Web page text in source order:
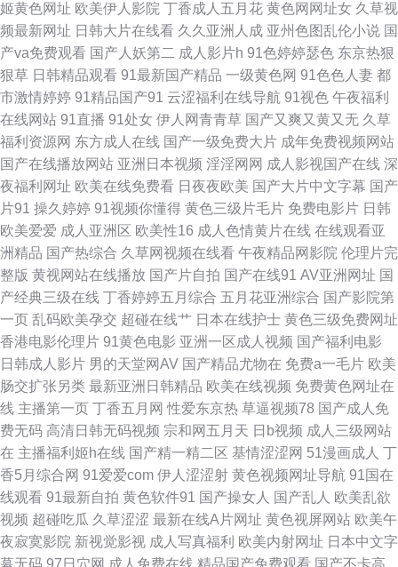
不卡 欧美国产成人 91麻豆精品久久蜜臀 久久6视频 91Nav中文字幕 国产第
十二页 色片儿视频 97超碰男人 91操网 欧美久久精品网站 欧美性爱第五页
日韩中文字 三级网址在线免费观看 瑟瑟导航基地 欧美性五月天 麻豆成人软
件下载 欧美好色综合区 欧美在线看 美女黑丝视频网站 人妻视频一区二区三
区 视频就肏屄 超碰夫妻生活 99草视频在线 91麻豆大神三级 91视频在线观
看免费观看 精品2025精品 亚洲主播国产 91成人福利导航 91草莓 国产精品
综合网 一区一二一区一二一 东方在线之成人Av 婷婷99热婷婷 草草逼网 日韩
成人卡一 91日韩高清 国产日韩欧美性爱 性生话影视 www情色五月天 人妻
国产一卡二卡三卡 久草久草久草 91n激情 日韩久草黄色电影视频 影音先锋
Av综合资源 国产第一页在线 亚洲天堂AV网狠狠操 久操精品视频在线播放 老
司机福利 九一在线传媒 免费的91黄色直播 五月天电影网高义 亚洲aa视频
91大香蕉在线 av无码福利 一本道色AV 91黄色 大香蕉97伊人 www欧美日韩
姬黄色网址 欧美伊人影院 丁香成人五月花 黄色网网址女 久草视
频最新网址 日韩大片在线看 久久亚洲人成 亚州色图乱伦小说 国
产va免费观看 国产人妖第二 成人影片h 91色婷婷瑟色 东京热狠
狠草 日韩精品观看 91最新国产精品 一级黄色网 91色色人妻 都
市激情婷婷 91精品国产91 云涩福利在线导航 91视色 午夜福利
在线网站 91直播 91处女 伊人网青青草 国产又爽又黄又无 久草
福利资源网 东方成人在线 国产一级免费大片 成年免费视频网站
国产在线播放网站 亚洲日本视频 淫淫网网 成人影视国产在线 深
夜福利网址 欧美在线免费看 日夜夜欧美 国产大片中文字幕 国产
片91 操久婷婷 91视频你懂得 黄色三级片毛片 免费电影片 日韩
欧美爱爱 成人亚洲区 欧美性16 成人色情黄片在线 在线观看亚
洲精品 国产热综合 久草网视频在线看 午夜精品网影院 伦理片完
整版 黄视网站在线播放 国产片自拍 国产在线91 AV亚洲网址 国
产经典三级在线 丁香婷婷五月综合 五月花亚洲综合 国产影院第
一页 乱码欧美孕交 超碰在线艹 日本在线护士 黄色三级免费网址
香港电影伦理片 91黄色电影 亚洲一区成人视频 国产福利电影
日韩成人影片 男的天堂网AV 国产精品尤物在 免费a一毛片 欧美
肠交扩张另类 最新亚洲日韩精品 欧美在线视频 免费黄色网址在
线 主播第一页 丁香五月网 性爱东京热 草逼视频78 国产成人免
费无码 高清日韩无码视频 宗和网五月天 日b视频 成人三级网站
在 主播福利姬h在线 国产精一精二区 基情涩涩网 51漫画成人 丁
香5月综合网 91爱爱com 伊人涩涩射 黄色视频网址导航 91国在
线观看 91最新自拍 黄色软件91 国产操女人 国产乱人 欧美乱欲
视频 超碰吃瓜 久草涩涩 最新在线A片网址 黄色视屏网站 欧美午
夜寂寞影院 新视觉影视 成人写真福利 欧美内射网址 日本中文字
幕无码 97日穴网 成人免费在线 精品国产免费观看 国产不卡高